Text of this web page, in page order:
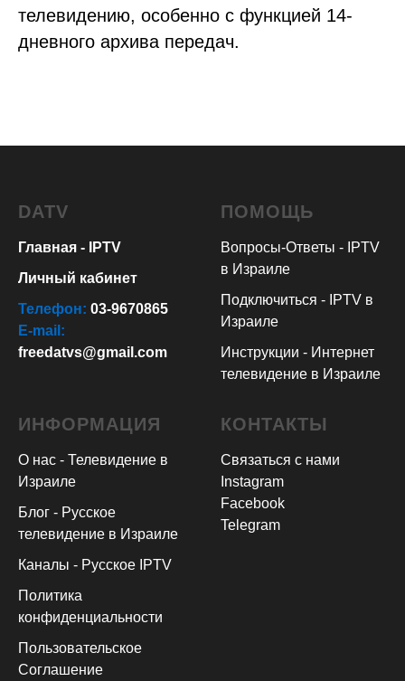
телевидению, особенно с функцией 14-
дневного архива передач.
DATV
Главная - IPTV
Личный кабинет
Телефон: 03-9670865
E-mail:
freedatvs@gmail.com
ПОМОЩЬ
Вопросы-Ответы - IPTV
в Израиле
Подключиться - IPTV в
Израиле
Инструкции - Интернет
телевидение в Израиле
ИНФОРМАЦИЯ
О нас - Телевидение в
Израиле
Блог - Русское
телевидение в Израиле
Каналы - Русское IPTV
Политика
конфиденциальности
Пользовательское
Соглашение
КОНТАКТЫ
Связаться с нами
Instagram
Facebook
Telegram